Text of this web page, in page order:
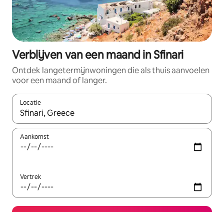
Verblijven van een maand in Sfinari
Ontdek langetermijnwoningen die als thuis aanvoelen
voor een maand of langer.
Locatie
Wanneer er resultaten beschikbaar zijn, maak je een keuze
Aankomst
Vertrek